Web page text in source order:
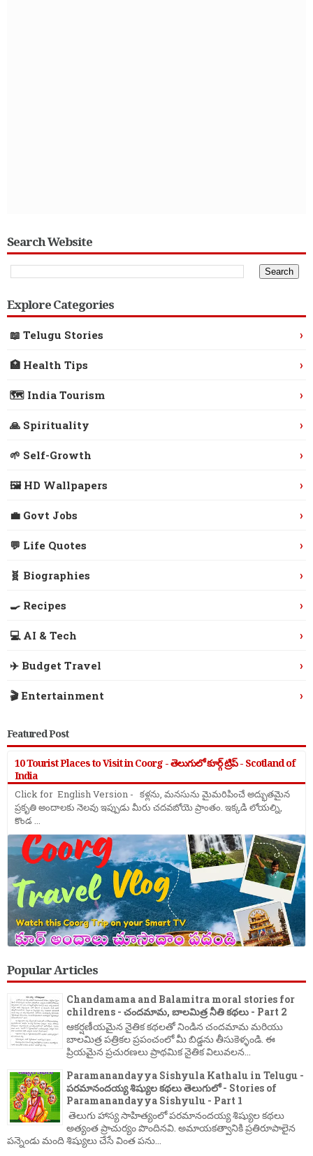
Search Website
Explore Categories
📖 Telugu Stories ›
🏥 Health Tips ›
🗺️ India Tourism ›
🙏 Spirituality ›
🌱 Self-Growth ›
🖼️ HD Wallpapers ›
💼 Govt Jobs ›
💬 Life Quotes ›
🧬 Biographies ›
🍳 Recipes ›
💻 AI & Tech ›
✈️ Budget Travel ›
🎬 Entertainment ›
Featured Post
10 Tourist Places to Visit in Coorg - తెలుగులో కూర్గ్ ట్రిప్ - Scotland of
India
Click for English Version - కళ్లను, మనసును మైమరిపించే అద్భుతమైన
ప్రకృతి అందాలకు నెలవు ఇప్పుడు మీరు చదవబోయె ప్రాంతం. ఇక్కడి లోయల్ని,
కొండ ...
Popular Articles
Chandamama and Balamitra moral stories for
childrens - చందమామ, బాలమిత్ర నీతి కథలు - Part 2
ఆకర్షణీయమైన నైతిక కథలతో నిండిన చందమామ మరియు
బాలమిత్ర పత్రికల ప్రపంచంలో మీ బిడ్డను తీసుకెళ్ళండి. ఈ
ప్రియమైన ప్రచురణలు ప్రాథమిక నైతిక విలువలన...
Paramanandayya Sishyula Kathalu in Telugu -
పరమానందయ్య శిష్యుల కథలు తెలుగులో - Stories of
Paramanandayya Sishyulu - Part 1
తెలుగు హాస్య సాహిత్యంలో పరమానందయ్య శిష్యుల కథలు
అత్యంత ప్రాచుర్యం పొందినవి. అమాయకత్వానికి ప్రతిరూపాలైన
పన్నెండు మంది శిష్యులు చేసే వింత పను...